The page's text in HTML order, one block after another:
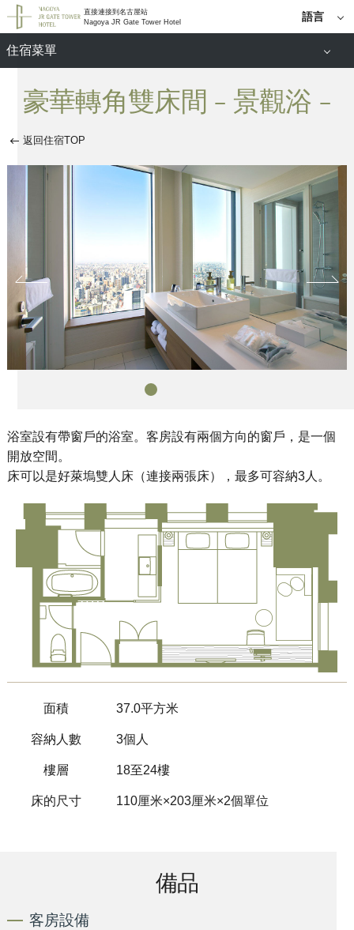
直接連接到名古屋站
Nagoya JR Gate Tower Hotel
語言
文
한국어
住宿菜單
雙人間
雙床房
早餐信息
豪華轉角雙床間 - 景觀浴 -
返回住宿TOP
浴室設有帶窗戶的浴室。客房設有兩個方向的窗戶，是一個
開放空間。
床可以是好萊塢雙人床（連接兩張床），最多可容納3人。
面積 37.0平方米
容納人數 3個人
樓層 18至24樓
床的尺寸 110厘米×203厘米×2個單位
備品
客房設備